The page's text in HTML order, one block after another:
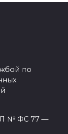
по
№ ФС 77 —